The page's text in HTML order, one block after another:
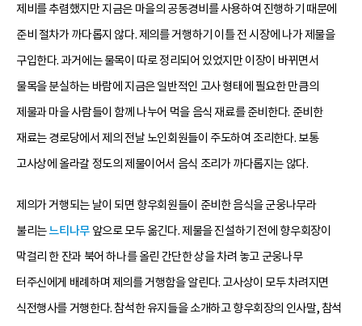
제비를 추렴했지만 지금은 마을의 공동경비를 사용하여 진행하기 때문에
준비 절차가 까다롭지 않다. 제의를 거행하기 이틀 전 시장에 나가 제물을
구입한다. 과거에는 물목이 따로 정리되어 있었지만 이장이 바뀌면서
물목을 분실하는 바람에 지금은 일반적인 고사 형태에 필요한 만큼의
제물과 마을 사람들이 함께 나누어 먹을 음식 재료를 준비한다. 준비한
재료는 경로당에서 제의 전날 노인회원들이 주도하여 조리한다. 보통
고사상에 올라갈 정도의 제물이어서 음식 조리가 까다롭지는 않다.
제의가 거행되는 날이 되면 향우회원들이 준비한 음식을 군웅나무라
불리는느티나무앞으로 모두 옮긴다. 제물을 진설하기 전에 향우회장이
막걸리 한 잔과 북어 하나를 올린 간단한 상을 차려 놓고 군웅나무
터주신에게 배례하며 제의를 거행함을 알린다. 고사상이 모두 차려지면
식전행사를 거행한다. 참석한 유지들을 소개하고 향우회장의 인사말, 참석